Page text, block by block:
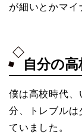
が細いとかマイ
自分の
僕は高校時代、
分、トレブルは
ていました。